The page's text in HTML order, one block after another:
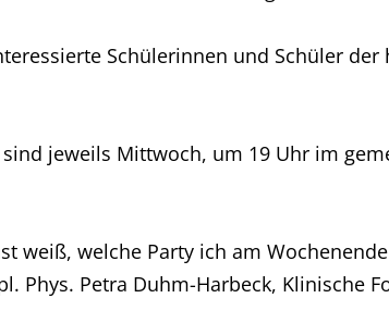
Schülerinnen und Schüler der
jeweils Mittwoch, um 19 Uhr im
weiß, welche Party ich am
Petra Duhm-Harbeck, Klinische